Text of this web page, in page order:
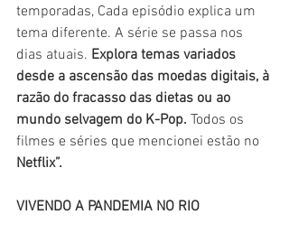
temporadas, Cada episódio explica um
tema diferente. A série se passa nos
dias atuais. Explora temas variados
desde a ascensão das moedas digitais, à
razão do fracasso das dietas ou ao
mundo selvagem do K-Pop. Todos os
filmes e séries que mencionei estão no
Netflix”.
VIVENDO A PANDEMIA NO RIO